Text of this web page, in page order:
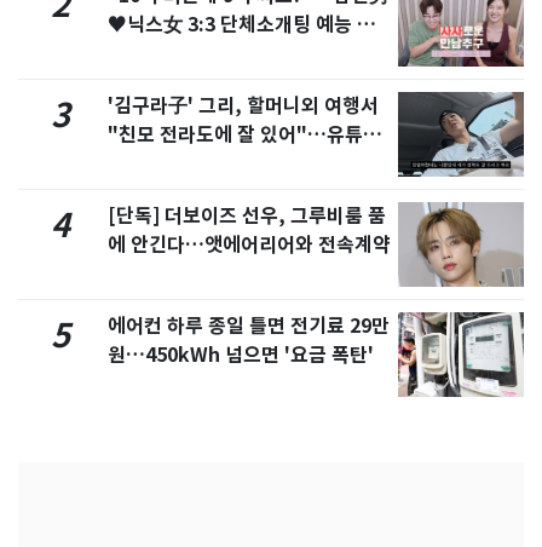
♥닉스女 3:3 단체소개팅 예능 화
3
'김구라子' 그리, 할머니외 여행서
"친모 전라도에 잘 있어"…유튜브
4
[단독] 더보이즈 선우, 그루비룸 품
에 안긴다…앳에어리어와 전속계약
5
에어컨 하루 종일 틀면 전기료 29만
원…450kWh 넘으면 '요금 폭탄'